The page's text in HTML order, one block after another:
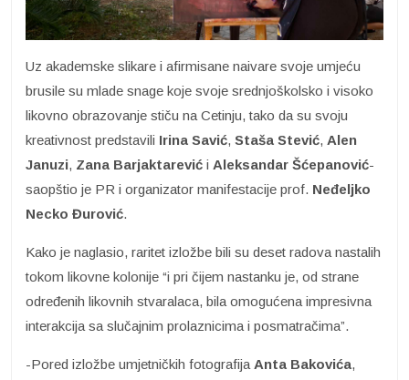
Uz akademske slikare i afirmisane naivare svoje umjeću
brusile su mlade snage koje svoje srednjoškolsko i visoko
likovno obrazovanje stiču na Cetinju, tako da su svoju
kreativnost predstavili Irina Savić, Staša Stević, Alen
Januzi, Zana Barjaktarević i Aleksandar Šćepanović-
saopštio je PR i organizator manifestacije prof. Neđeljko
Necko Đurović.
Kako je naglasio, raritet izložbe bili su deset radova nastalih
tokom likovne kolonije “i pri čijem nastanku je, od strane
određenih likovnih stvaralaca, bila omogućena impresivna
interakcija sa slučajnim prolaznicima i posmatračima”.
-Pored izložbe umjetničkih fotografijaAnta Bakovića,